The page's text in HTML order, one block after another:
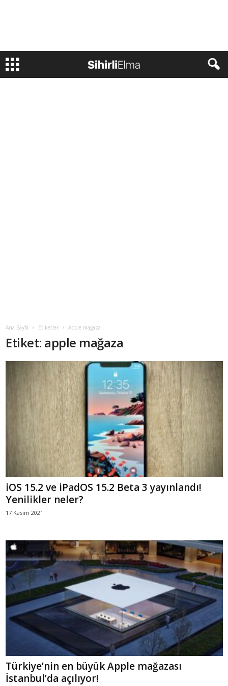
Ana Sayfa Etiketler Apple mağaza
Etiket: apple mağaza
iOS 15.2 ve iPadOS 15.2 Beta 3 yayınlandı!
Yenilikler neler?
17 Kasım 2021
Türkiye’nin en büyük Apple mağazası
İstanbul’da açılıyor!